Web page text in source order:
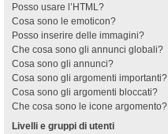
Posso usare l’HTML?
Cosa sono le emoticon?
Posso inserire delle immagini?
Che cosa sono gli annunci globali?
Cosa sono gli annunci?
Cosa sono gli argomenti importanti?
Cosa sono gli argomenti bloccati?
Che cosa sono le icone argomento?
Livelli e gruppi di utenti